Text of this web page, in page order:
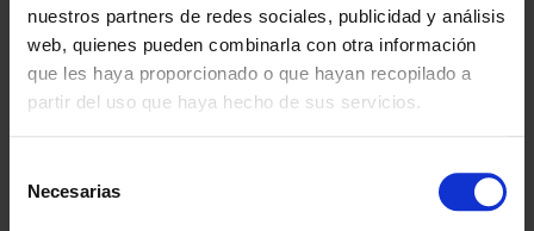
nuestros partners de redes sociales, publicidad y análisis
web, quienes pueden combinarla con otra información
que les haya proporcionado o que hayan recopilado a
partir del uso que haya hecho de sus servicios.
Necesarias
Especialistas en colectivos
Descubre nuestras ventajas
Garantía